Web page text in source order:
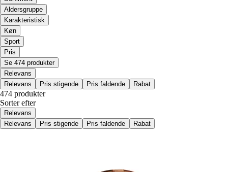
Aldersgruppe
Karakteristisk
Køn
Sport
Pris
Se 474 produkter
Relevans
Relevans
Pris stigende Pris faldende Rabat
474 produkter
Sorter efter
Relevans
Relevans
Pris stigende Pris faldende Rabat